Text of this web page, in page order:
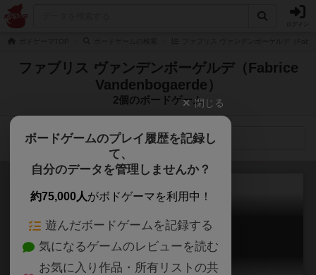
ファブリス ヴァンデンボーゲルデ（Fabrice
Vandenbogaerde）
2個のボードゲーム
検索メニュー
パパパオロ
Papà Paolo
閉じる
ボードゲームのプレイ履歴を記録し
て、
自分のデータを管理しませんか？
約75,000人がボドゲーマを利用中！
遊んだボードゲームを記録する
気になるゲームのレビューを読む
お気に入り作品・所有リストの共